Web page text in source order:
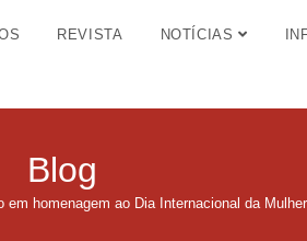
REVISTA NOTÍCIAS
Blog
homenagem ao Dia Internacional da